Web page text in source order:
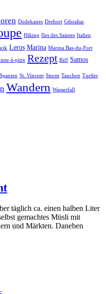
Dodekanes Drehort Gibraltar
Hiking Iles des Saintes Italien
Leros Marina Marina Bas-du-Fort
à-pitre Rezept Riff Samos
Spanien St. Vincent Sturm Tauchen Turtles
Wandern Wasserfall
täglich ca. einen halben Liter
gemachtes Müsli mit
und Märkten. Daneben